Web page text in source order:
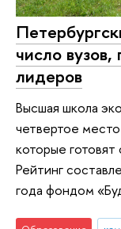
число
лидеров
Высшая школа
четвертое место
которые
Рейтинг
года фондом